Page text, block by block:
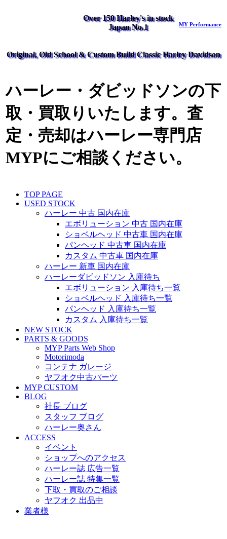
Over 150 Harley's in stock
Japan No.1
MY Performance
Original, Old School & Custom Build Classic Harley Davidson
ハーレー・ダビッドソンの下
取・買取りいたします。査
定・売却はハーレー専門店
MYPにご相談ください。
TOP PAGE
USED STOCK
ハーレー 中古 国内在庫
エボリューション 中古 国内在庫
ショベルヘッド 中古車 国内在庫
パンヘッド 中古車 国内在庫
カスタム 中古車 国内在庫
ハーレー 新車 国内在庫
ハーレーダビッドソン 入庫待ち
エボリューション 入庫待ち一覧
ショベルヘッド 入庫待ち一覧
パンヘッド 入庫待ち一覧
カスタム 入庫待ち一覧
NEW STOCK
PARTS & GOODS
MYP Parts Web Shop
Motorimoda
コンテナ ガレージ
ヤフオク中古パーツ
MYP CUSTOM
BLOG
社長 ブログ
スタッフ ブログ
ハーレー奥さん
ACCESS
イベント
ショップへのアクセス
ハーレー誌 広告一覧
ハーレー誌 特集一覧
下取・買取のご相談
ヤフオク 出品中
業者様